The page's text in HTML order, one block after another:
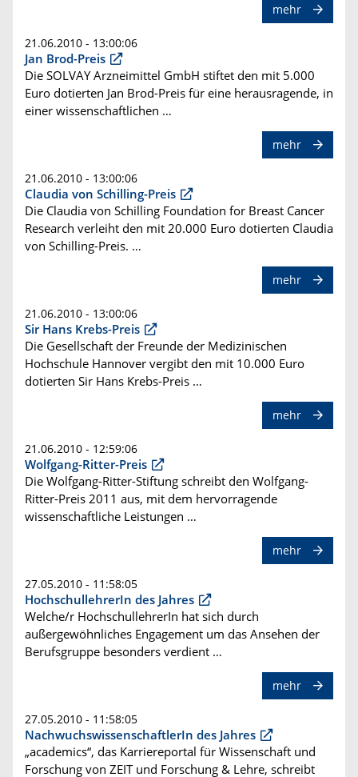
mehr
21.06.2010 - 13:00:06
Jan Brod-Preis
Die SOLVAY Arzneimittel GmbH stiftet den mit 5.000
Euro dotierten Jan Brod-Preis für eine herausragende, in
einer wissenschaftlichen …
mehr
21.06.2010 - 13:00:06
Claudia von Schilling-Preis
Die Claudia von Schilling Foundation for Breast Cancer
Research verleiht den mit 20.000 Euro dotierten Claudia
von Schilling-Preis. …
mehr
21.06.2010 - 13:00:06
Sir Hans Krebs-Preis
Die Gesellschaft der Freunde der Medizinischen
Hochschule Hannover vergibt den mit 10.000 Euro
dotierten Sir Hans Krebs-Preis …
mehr
21.06.2010 - 12:59:06
Wolfgang-Ritter-Preis
Die Wolfgang-Ritter-Stiftung schreibt den Wolfgang-
Ritter-Preis 2011 aus, mit dem hervorragende
wissenschaftliche Leistungen …
mehr
27.05.2010 - 11:58:05
HochschullehrerIn des Jahres
Welche/r HochschullehrerIn hat sich durch
außergewöhnliches Engagement um das Ansehen der
Berufsgruppe besonders verdient …
mehr
27.05.2010 - 11:58:05
NachwuchswissenschaftlerIn des Jahres
„academics“, das Karriereportal für Wissenschaft und
Forschung von ZEIT und Forschung & Lehre, schreibt